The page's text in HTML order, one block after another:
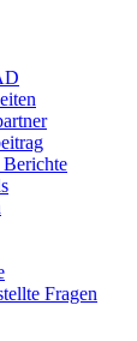
Fragen